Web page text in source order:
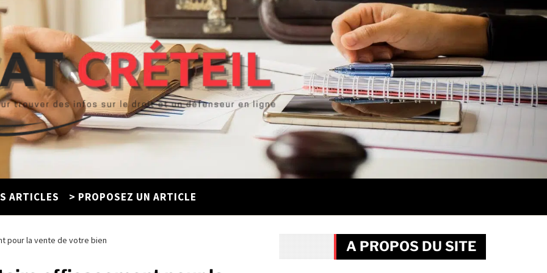
ARTICLES > PROPOSEZ UN ARTICLE
pour la vente de votre bien A PROPOS DU SITE